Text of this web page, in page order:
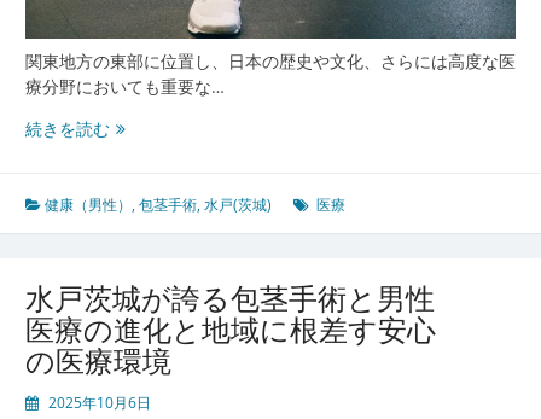
関東地方の東部に位置し、日本の歴史や文化、さらには高度な医
療分野においても重要な…
続きを読む水
城
発
に
寄
り
添
う
健康（男性） ,包茎手術,水戸(茨城) 医療
水戸茨城が誇る包茎手術と男性
医療の進化と地域に根差す安心
の医療環境
2025年10月6日